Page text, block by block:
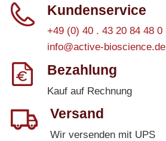
Kundenservice
+49 (0) 40 . 43 20 84 48 0
info@active-bioscience.de
Bezahlung
Kauf auf Rechnung
Versand
Wir versenden mit UPS